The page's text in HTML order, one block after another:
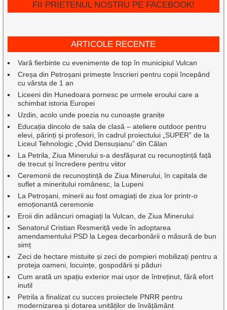
FII PRIETENUL NOSTRU PE FACEBOOK!
ARTICOLE RECENTE
Vară fierbinte cu evenimente de top în municipiul Vulcan
Creșa din Petroșani primește înscrieri pentru copii începând
cu vârsta de 1 an
Liceeni din Hunedoara pornesc pe urmele eroului care a
schimbat istoria Europei
Uzdin, acolo unde poezia nu cunoaște granițe
Educația dincolo de sala de clasă – ateliere outdoor pentru
elevi, părinți și profesori, în cadrul proiectului „SUPER” de la
Liceul Tehnologic „Ovid Densușianu” din Călan
La Petrila, Ziua Minerului s-a desfășurat cu recunoștință față
de trecut și încredere pentru viitor
Ceremonii de recunoștință de Ziua Minerului, în capitala de
suflet a mineritului românesc, la Lupeni
La Petroșani, minerii au fost omagiați de ziua lor printr-o
emoționantă ceremonie
Eroii din adâncuri omagiați la Vulcan, de Ziua Minerului
Senatorul Cristian Resmeriță vede în adoptarea
amendamentului PSD la Legea decarbonării o măsură de bun
simț
Zeci de hectare mistuite și zeci de pompieri mobilizați pentru a
proteja oameni, locuințe, gospodării și păduri
Cum arată un spațiu exterior mai ușor de întreținut, fără efort
inutil
Petrila a finalizat cu succes proiectele PNRR pentru
modernizarea și dotarea unităților de învățământ